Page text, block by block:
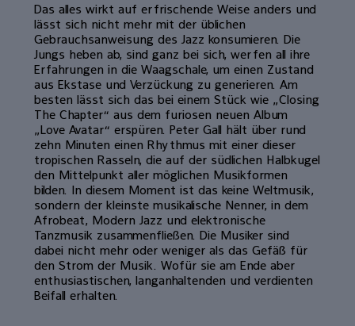
Das alles wirkt auf erfrischende Weise anders und
lässt sich nicht mehr mit der üblichen
Gebrauchsanweisung des Jazz konsumieren. Die
Jungs heben ab, sind ganz bei sich, werfen all ihre
Erfahrungen in die Waagschale, um einen Zustand
aus Ekstase und Verzückung zu generieren. Am
besten lässt sich das bei einem Stück wie „Closing
The Chapter“ aus dem furiosen neuen Album
„Love Avatar“ erspüren. Peter Gall hält über rund
zehn Minuten einen Rhythmus mit einer dieser
tropischen Rasseln, die auf der südlichen Halbkugel
den Mittelpunkt aller möglichen Musikformen
bilden. In diesem Moment ist das keine Weltmusik,
sondern der kleinste musikalische Nenner, in dem
Afrobeat, Modern Jazz und elektronische
Tanzmusik zusammenfließen. Die Musiker sind
dabei nicht mehr oder weniger als das Gefäß für
den Strom der Musik. Wofür sie am Ende aber
enthusiastischen, langanhaltenden und verdienten
Beifall erhalten.